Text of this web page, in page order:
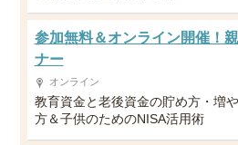
参加無料＆オンライン開催！
ナー
オンライン
教育資金と老後資金の貯め方・増
方＆子供のためのNISA活用術